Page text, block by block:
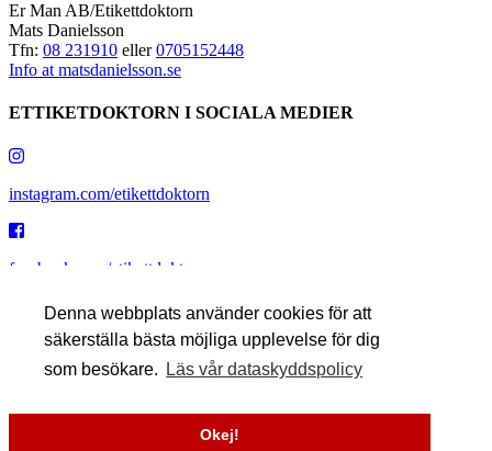
Denna webbplats använder cookies för att
säkerställa bästa möjliga upplevelse för dig
som besökare.
Läs vår dataskyddspolicy
Okej!
Er Man AB/Etikettdoktorn
Mats Danielsson
Tfn: 08 231910 eller0705152448
Info at matsdanielsson.se
ETTIKETDOKTORN I SOCIALA MEDIER
instagram.com/etikettdoktorn
facebook.com/etikettdoktorn
youtube.com/etikettdoktorn
x.com/etikettdoktorn